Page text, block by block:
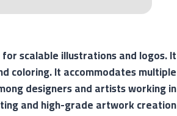
scalable illustrations and logos. It
coloring. It accommodates multiple
designers and artists working in
and high-grade artwork creation.